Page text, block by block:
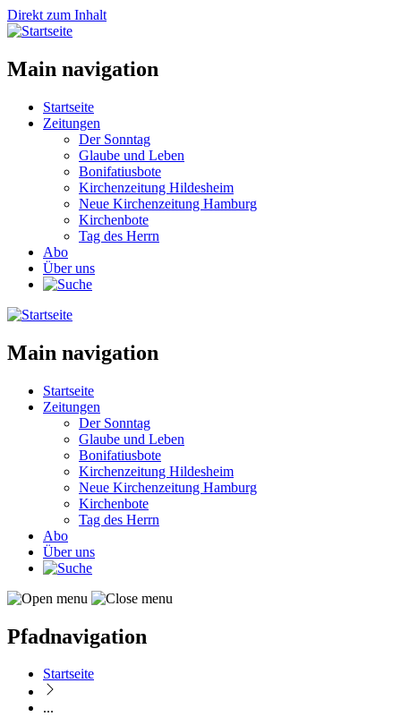
Direkt zum Inhalt
Main navigation
Startseite
Zeitungen
Der Sonntag
Glaube und Leben
Bonifatiusbote
Kirchenzeitung Hildesheim
Neue Kirchenzeitung Hamburg
Kirchenbote
Tag des Herrn
Abo
Über uns
Main navigation
Startseite
Zeitungen
Der Sonntag
Glaube und Leben
Bonifatiusbote
Kirchenzeitung Hildesheim
Neue Kirchenzeitung Hamburg
Kirchenbote
Tag des Herrn
Abo
Über uns
Pfadnavigation
Startseite
...